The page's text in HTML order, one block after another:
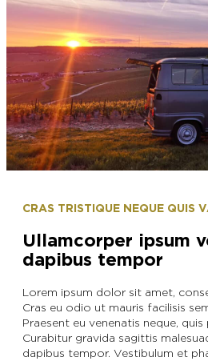
CRAS TRISTIQUE NEQUE QUIS
Ullamcorper ipsum
dapibus tempor
Lorem ipsum dolor sit amet,
Cras eu odio ut mauris facilisis
Praesent eu venenatis neque,
Curabitur gravida sagittis
dapibus tempor. Vestibulum et